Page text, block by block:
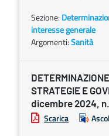
Sezione:
interesse generale
Argomenti:Sanità
STRATEGIE E
dicembre 2024,
Scarica